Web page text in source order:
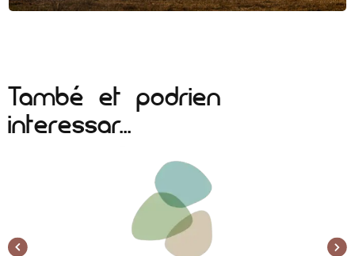
També et podrien
interessar...